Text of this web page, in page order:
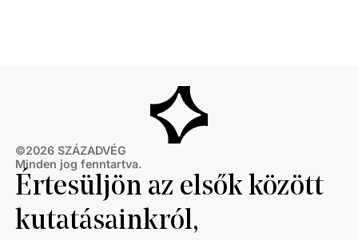
©2026 SZÁZADVÉG
Minden jog fenntartva.
Értesüljön az elsők között
kutatásainkról,